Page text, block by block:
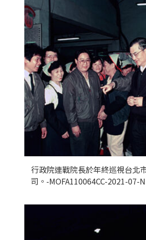
行政院連戰院長於年終巡視台北
司。-MOFA110064CC-2021-07-